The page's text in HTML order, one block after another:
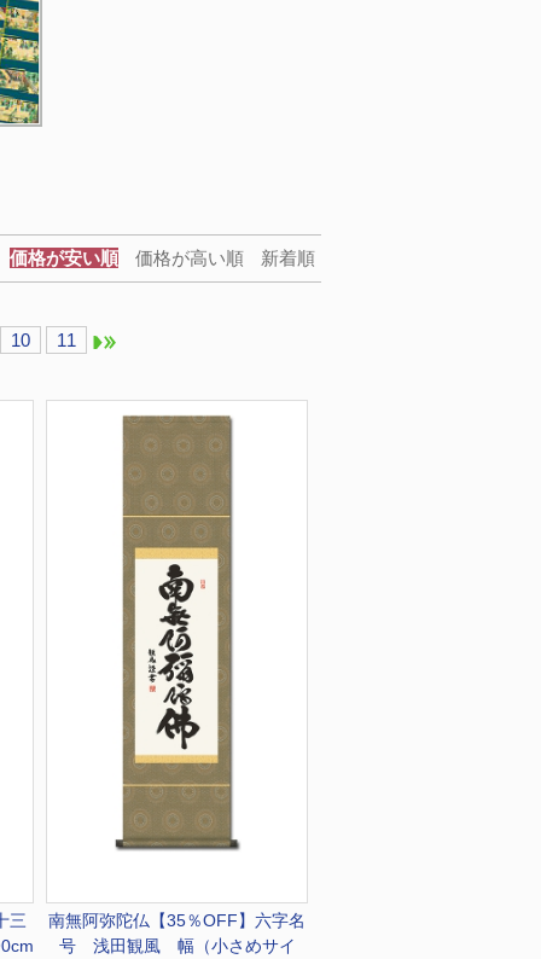
価格が安い順 価格が高い順 新着順
10 11
三
南無阿弥陀仏 【35％OFF】六字名
号 浅田観風 幅（小さめサイ